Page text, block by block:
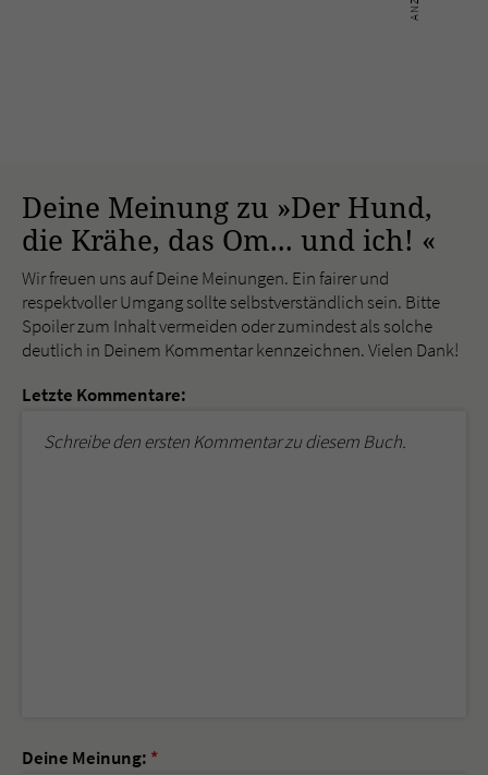
Deine Meinung zu »Der Hund,
die Krähe, das Om... und ich! «
Wir freuen uns auf Deine Meinungen. Ein fairer und
respektvoller Umgang sollte selbstverständlich sein. Bitte
Spoiler zum Inhalt vermeiden oder zumindest als solche
deutlich in Deinem Kommentar kennzeichnen. Vielen Dank!
Letzte Kommentare:
Schreibe den ersten Kommentar zu diesem Buch.
Deine Meinung: *